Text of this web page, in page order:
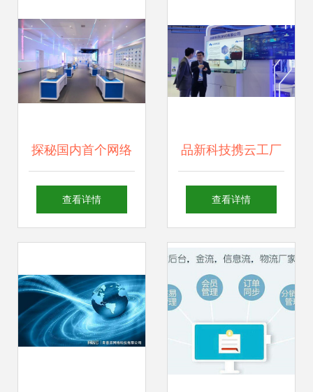
科技 化转型新浪潮
探秘国内首个网络
安全科技馆 网络科
像
查看详情
品新科技携云工厂
亮相高交会 数字大
时代
查看详情